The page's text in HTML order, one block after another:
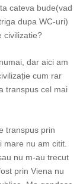
cateva bude(vad
dupa WC-uri)
civilizatie?
dar aici am
cum rar
transpus cel mai
transpus prin
mare nu am citit.
nu m-au trecut
prin Viena nu